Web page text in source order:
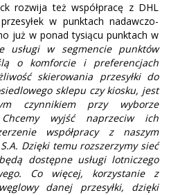
rozwija też współpracę z DHL
w punktach nadawczo-
już w ponad tysiącu punktach w
usługi w segmencie punktów
o komforcie i preferencjach
skierowania przesyłki do
sklepu czy kiosku, jest
czynnikiem przy wyborze
wyjść naprzeciw ich
współpracy z naszym
Dzięki temu rozszerzymy sieć
dostępne usługi lotniczego
Co więcej, korzystanie z
danej przesyłki, dzięki